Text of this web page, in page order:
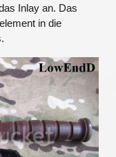
Inlay an. Das
in die